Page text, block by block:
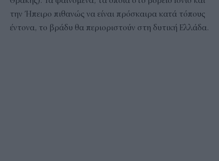
την Ήπειρο πιθανώς να είναι πρόσκαιρα κατά τόπους
έντονα, το βράδυ θα περιοριστούν στη δυτική Ελλάδα.